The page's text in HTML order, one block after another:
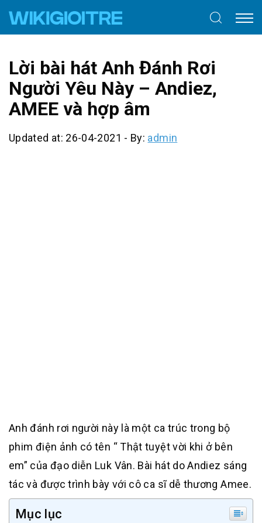
Lời bài hát Anh Đánh Rơi
Người Yêu Này – Andiez,
AMEE và hợp âm
Updated at: 26-04-2021 - By: admin
Anh đánh rơi người này là một ca trúc trong bộ
phim điện ảnh có tên “ Thật tuyệt vời khi ở bên
em” của đạo diễn Luk Vân. Bài hát do Andiez sáng
tác và được trình bày với cô ca sĩ dễ thương Amee.
Mục lục